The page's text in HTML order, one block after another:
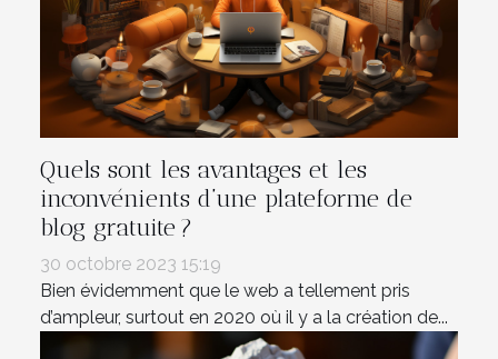
Quels sont les avantages et les
inconvénients d’une plateforme de
blog gratuite ?
30 octobre 2023 15:19
Bien évidemment que le web a tellement pris
d’ampleur, surtout en 2020 où il y a la création de...